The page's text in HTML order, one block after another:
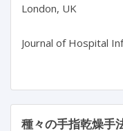
London, UK
種々の手指乾燥手